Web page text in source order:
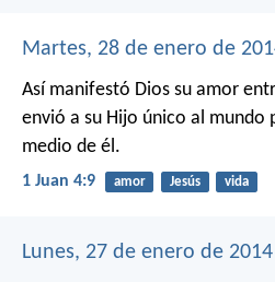
Martes, 28 de enero de
Así manifestó Dios su amor
envió a su Hijo único al mundo
medio de él.
1 Juan 4:9 amor Jesús vida
Lunes, 27 de enero de 2014